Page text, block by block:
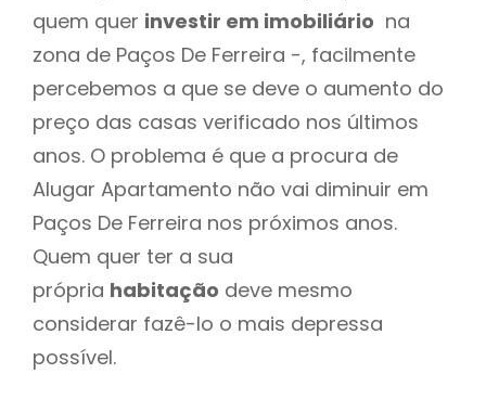
quem quer investir em imobiliário na
zona de Paços De Ferreira -, facilmente
percebemos a que se deve o aumento do
preço das casas verificado nos últimos
anos. O problema é que a procura de
Alugar Apartamento não vai diminuir em
Paços De Ferreira nos próximos anos.
Quem quer ter a sua
própria habitação deve mesmo
considerar fazê-lo o mais depressa
possível.